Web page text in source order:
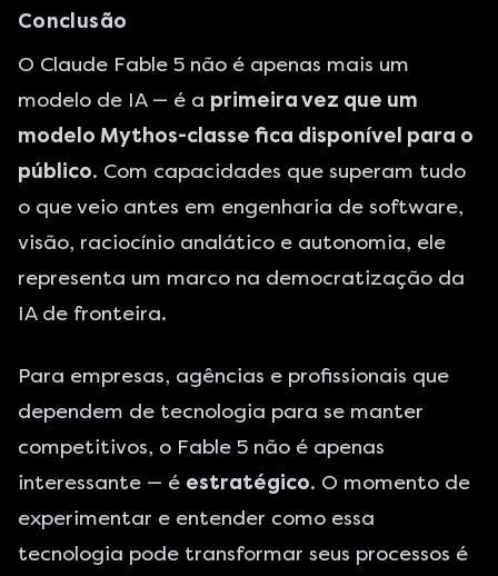
Conclusão
O Claude Fable 5 não é apenas mais um
modelo de IA — é a primeira vez que um
modelo Mythos-classe fica disponível para o
público. Com capacidades que superam tudo
o que veio antes em engenharia de software,
visão, raciocínio analático e autonomia, ele
representa um marco na democratização da
IA de fronteira.
Para empresas, agências e profissionais que
dependem de tecnologia para se manter
competitivos, o Fable 5 não é apenas
interessante — é estratégico. O momento de
experimentar e entender como essa
tecnologia pode transformar seus processos é